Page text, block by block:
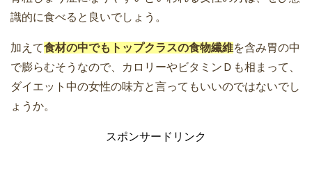
識的に食べると良いでしょう。
加えて食材の中でもトップクラスの食物繊維を含み胃の中
で膨らむそうなので、カロリーやビタミンＤも相まって、
ダイエット中の女性の味方と言ってもいいのではないでし
ょうか。
スポンサードリンク